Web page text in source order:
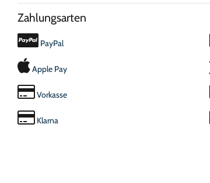
Zahlungsarten
PayPal
Apple Pay
Vorkasse
Klarna